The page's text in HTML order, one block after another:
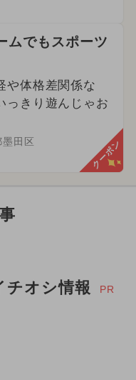
ムでもスポーツ
や体格差関係な
っきり遊んじゃお
田区 クーポン
チオシ情報 PR